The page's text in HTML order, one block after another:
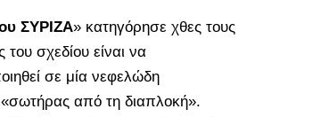
ΣΥΡΙΖΑ» κατηγόρησε χθες τους
σχεδίου είναι να
σε μία νεφελώδη
«σωτήρας από τη διαπλοκή».